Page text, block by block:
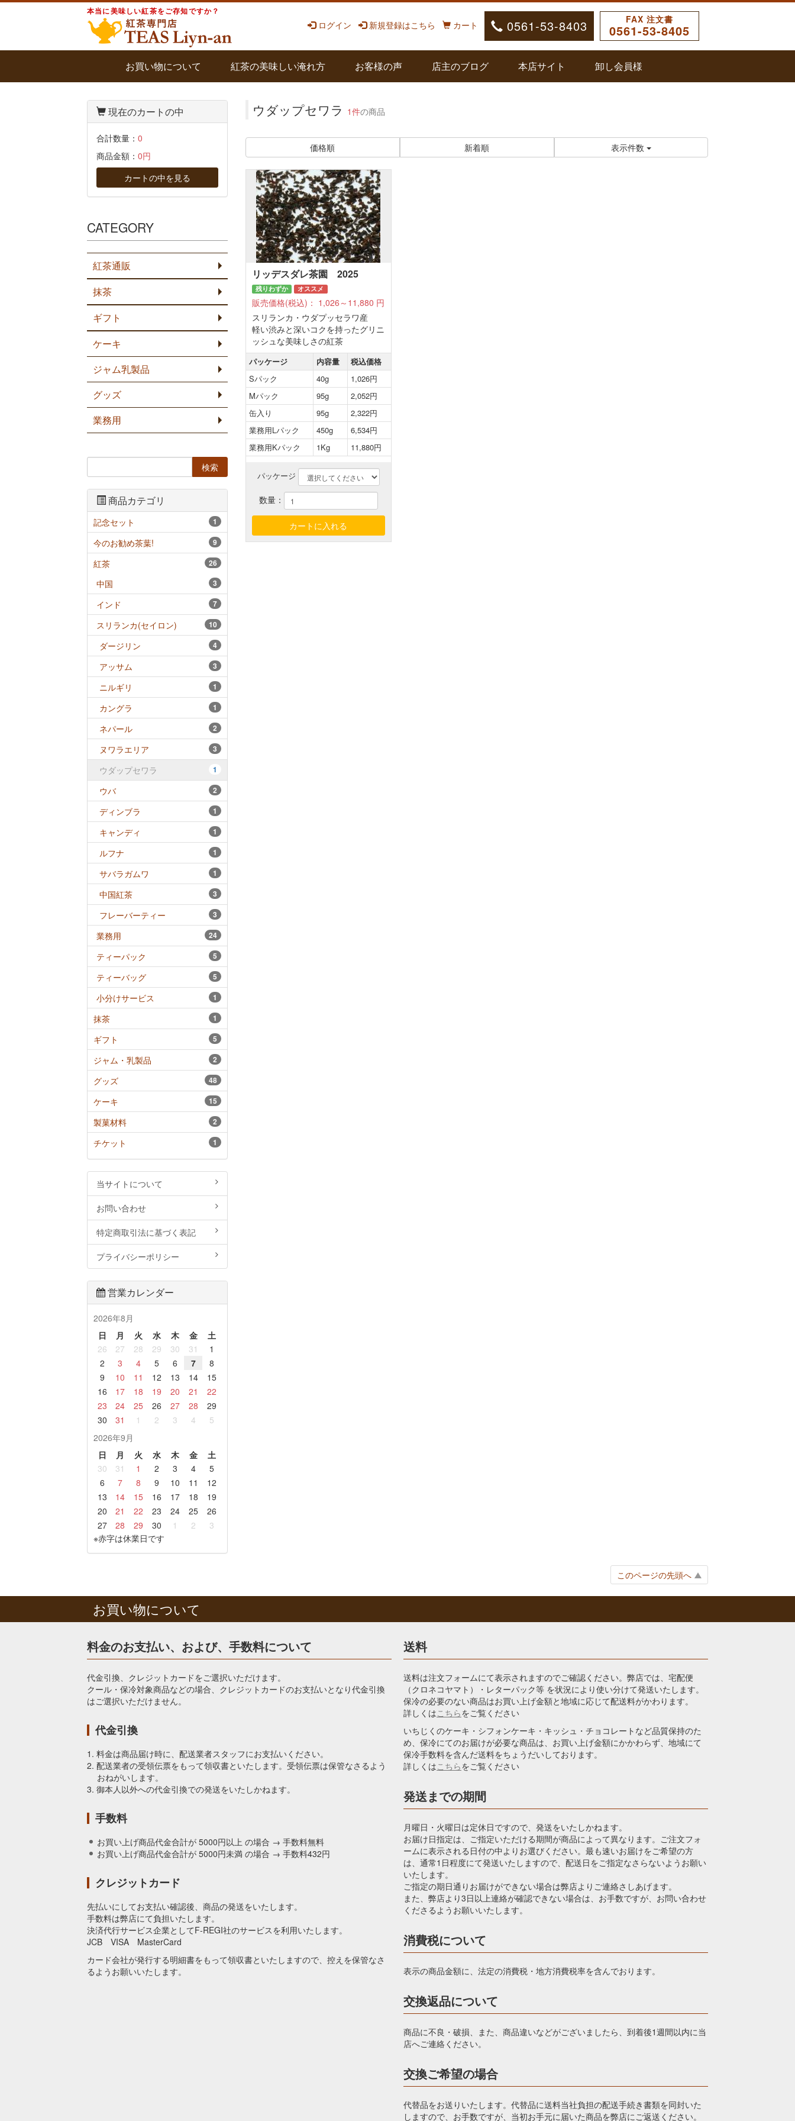
本当に美味しい紅茶をご存知ですか？
ログイン 新規登録はこちら カート 0561-53-8403 FAX 注文書
0561-53-8405
お買い物について 紅茶の美味しい淹れ方 お客様の声 店主のブログ 本店サイト 卸し会員様
ウダップセワラ 1件の商品
価格順 新着順 表示件数
リッデスダレ茶園 2025
残りわずか オススメ
販売価格(税込)： 1,026～11,880 円
スリランカ・ウダプッセラワ産
軽い渋みと深いコクを持ったグリニ
ッシュな美味しさの紅茶
パッケージ 内容量
税込価格
Sパック
40g
1,026円
Mパック
95g
2,052円
缶入り
95g
2,322円
業務用Lパック
450g
6,534円
業務用Kパック
1Kg 11,880円
パッケージ
数量：
現在のカートの中
合計数量： 0
商品金額： 0円
カートの中を見る
CATEGORY
紅茶通販
抹茶
ギフト
ケーキ
ジャム乳製品
グッズ
業務用
商品カテゴリ
記念セット 1
今のお勧め茶葉! 9
紅茶 26
中国 3
インド 7
スリランカ(セイロン) 10
ダージリン 4
アッサム 3
ニルギリ 1
カングラ 1
ネパール 2
ヌワラエリア 3
ウダップセワラ 1
ウバ 2
ディンブラ 1
キャンディ 1
ルフナ 1
サバラガムワ 1
中国紅茶 3
フレーバーティー 3
業務用 24
ティーパック 5
ティーバッグ 5
小分けサービス 1
抹茶 1
ギフト 5
ジャム・乳製品 2
グッズ 48
ケーキ 15
製菓材料 2
チケット 1
当サイトについて
お問い合わせ
特定商取引法に基づく表記
プライバシーポリシー
営業カレンダー
2026年8月
日
月 火 水 木 金
土
26
27 28 29 30 31
1
2
3 4 5 6 7
8
9
10 11 12 13 14
15
16
17 18 19 20 21
22
23
24 25 26 27 28
29
30
31 1 2 3 4
5
2026年9月
日
月 火 水 木 金
土
30
31 1 2 3 4
5
6
7 8 9 10 11
12
13
14 15 16 17 18
19
20
21 22 23 24 25
26
27
28 29 30 1 2
3
※赤字は休業日です
このページの先頭へ
お買い物について
料金のお支払い、および、手数料について
代金引換、クレジットカードをご選択いただけます。
クール・保冷対象商品などの場合、クレジットカードのお支払いとなり代金引換
はご選択いただけません。
代金引換
1. 料金は商品届け時に、配送業者スタッフにお支払いください。
2. 配送業者の受領伝票をもって領収書といたします。受領伝票は保管なさるよう
おねがいします。
3. 御本人以外への代金引換での発送をいたしかねます。
手数料
お買い上げ商品代金合計が 5000円以上 の場合 → 手数料無料
お買い上げ商品代金合計が 5000円未満 の場合 → 手数料432円
クレジットカード
先払いにしてお支払い確認後、商品の発送をいたします。
手数料は弊店にて負担いたします。
決済代行サービス企業としてF-REGI社のサービスを利用いたします。
JCB VISA MasterCard
カード会社が発行する明細書をもって領収書といたしますので、控えを保管なさ
るようお願いいたします。
送料
送料は注文フォームにて表示されますのでご確認ください。弊店では、宅配便
（クロネコヤマト）・レターパック等 を状況により使い分けて発送いたします。
保冷の必要のない商品はお買い上げ金額と地域に応じて配送料がかわります。
詳しくはこちらをご覧ください
いちじくのケーキ・シフォンケーキ・キッシュ・チョコレートなど品質保持のた
め、保冷にてのお届けが必要な商品は、お買い上げ金額にかかわらず、地域にて
保冷手数料を含んだ送料をちょうだいしております。
詳しくはこちらをご覧ください
発送までの期間
月曜日・火曜日は定休日ですので、発送をいたしかねます。
お届け日指定は、ご指定いただける期間が商品によって異なります。ご注文フォ
ームに表示される日付の中よりお選びください。最も速いお届けをご希望の方
は、通常1日程度にて発送いたしますので、配送日をご指定なさらないようお願い
いたします。
ご指定の期日通りお届けができない場合は弊店よりご連絡さしあげます。
また、弊店より3日以上連絡が確認できない場合は、お手数ですが、お問い合わせ
くださるようお願いいたします。
消費税について
表示の商品金額に、法定の消費税・地方消費税率を含んでおります。
交換返品について
商品に不良・破損、また、商品違いなどがございましたら、到着後1週間以内に当
店へご連絡ください。
交換ご希望の場合
代替品をお送りいたします。代替品に送料当社負担の配送手続き書類を同封いた
しますので、お手数ですが、当初お手元に届いた商品を弊店にご返送ください。